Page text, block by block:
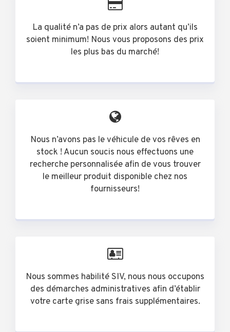
La qualité n’a pas de prix alors autant qu’ils
soient minimum! Nous vous proposons des prix
les plus bas du marché!
Nous n’avons pas le véhicule de vos rêves en
stock ! Aucun soucis nous effectuons une
recherche personnalisée afin de vous trouver
le meilleur produit disponible chez nos
fournisseurs!
Nous sommes habilité SIV, nous nous occupons
des démarches administratives afin d’établir
votre carte grise sans frais supplémentaires.